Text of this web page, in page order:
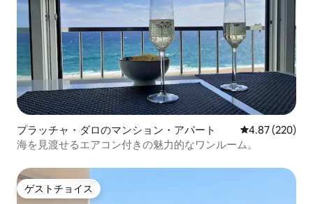
プラッチャ・ダロのマンション・アパート レビュー220
4.87 (220)
海を見渡せるエアコン付きの魅力的なワンルーム。
ゲストチョイス
ゲストチョイス